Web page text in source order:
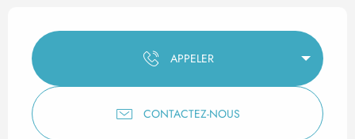
Ouverture et coordonnées
APPELER
CONTACTEZ-NOUS